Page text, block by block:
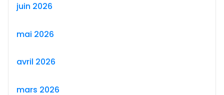
juin 2026
mai 2026
avril 2026
mars 2026